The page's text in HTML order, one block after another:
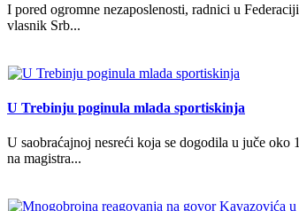
I pored ogromne nezaposlenosti, radnici u
vlasnik Srb...
U Trebinju poginula mlada sportiskinja
U saobraćajnoj nesreći koja se dogodila u juče oko
na magistra...